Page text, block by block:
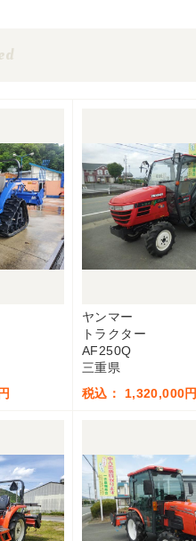
ヤンマー
トラクター
AF250Q
三重県
税込： 1,320,000円